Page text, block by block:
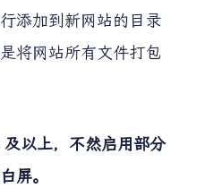
添加到新网站的目录
将网站所有文件打包
以上，不然启用部分
屏。